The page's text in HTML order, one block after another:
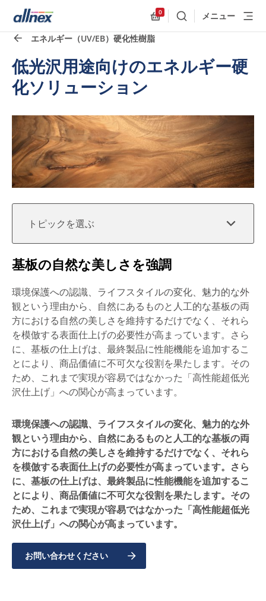
0
検索
メニュー
エネルギー（UV/EB）硬化性樹脂
低光沢用途向けのエネルギー硬
化ソリューション
トピックを選ぶ
クイックリンク
基板の自然な美しさを強調
環境保護への認識、ライフスタイルの変化、魅力的な外
観という理由から、自然にあるものと人工的な基板の両
方における自然の美しさを維持するだけでなく、それら
を模倣する表面仕上げの必要性が高まっています。さら
に、基板の仕上げは、最終製品に性能機能を追加するこ
とにより、商品価値に不可欠な役割を果たします。その
ため、これまで実現が容易ではなかった「高性能超低光
沢仕上げ」への関心が高まっています。
環境保護への認識、ライフスタイルの変化、魅力的な外
観という理由から、自然にあるものと人工的な基板の両
方における自然の美しさを維持するだけでなく、それら
を模倣する表面仕上げの必要性が高まっています。さら
に、基板の仕上げは、最終製品に性能機能を追加するこ
とにより、商品価値に不可欠な役割を果たします。その
ため、これまで実現が容易ではなかった「高性能超低光
沢仕上げ」への関心が高まっています。
お問い合わせください